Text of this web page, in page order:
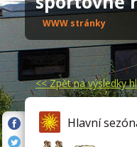
WWW stránky
<<Zpět na výsledky
Hlavní